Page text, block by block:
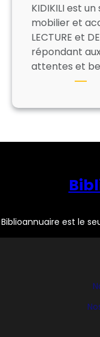
KIDIKILI est
mobilier et
LECTURE et
répondant
attentes et
Biblioannuaire est le